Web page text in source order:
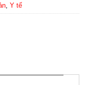
Y tế